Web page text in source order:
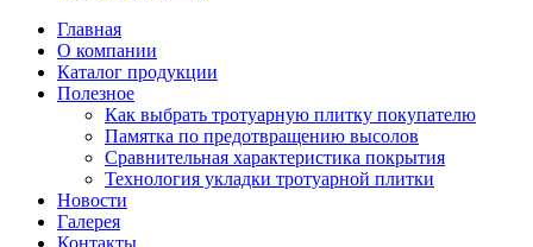
Главная
О компании
Каталог продукции
Полезное
Как выбрать тротуарную плитку покупателю
Памятка по предотвращению высолов
Сравнительная характеристика покрытия
Технология укладки тротуарной плитки
Новости
Галерея
Контакты